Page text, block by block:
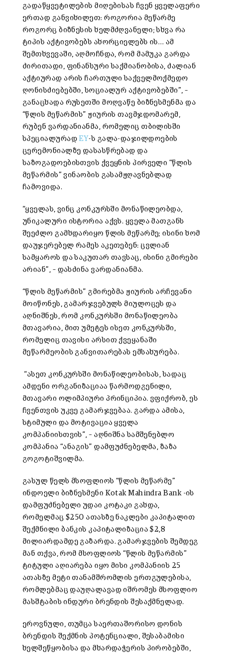
გადაწყვეტილების მიღებისას ჩვენ ყველაფერი
ერთად განვიხილეთ: როგორია მეწარმე
როგორც ბიზნესის ხელმძღვანელი; სხვა რა
ტიპის აქტივობებს ახორციელებს ის… ამ
შემთხვევაში, აღმოჩნდა, რომ მამუკა გარდა
ძირითადი, ფინანსური საქმიანობისა, ძალიან
აქტიურად არის ჩართული საქველმოქმედო
ღონისძიებებში, სოციალურ აქტივობებში”, –
განაცხადა რუსეთში მოღვაწე ბიზნესმენმა და
“წლის მეწარმის” ჟიურის თავმჯდომარემ,
რუბენ ვარდანიანმა, რომელიც თბილისში
სპეციალურადEY-ს გალა-დაჯილდოების
ცერემონიალზე დასასწრებად და
საზოგადოებისთვის ქვეყნის პირველი “წლის
მეწარმის” ვინაობის გასამჟღავნებლად
ჩამოვიდა.
“ყველას, ვინც კონკურსში მონაწილეობდა,
უნიკალური ისტორია აქვს. ყველა მათგანს
შეეძლო გამხდარიყო წლის მეწარმე; ისინი ხომ
დაუჯერებელ რამეს აკეთებენ: ცვლიან
სამყაროს და საკუთარ თავსაც, ისინი გმირები
არიან”, – დასძინა ვარდანიანმა.
“წლის მეწარმის” გმირებმა ჟიურის არჩევანი
მოიწონეს, გამარჯვებულს მიულოცეს და
აღნიშნეს, რომ კონკურსში მონაწილეობა
მთავარია, მით უმეტეს ისეთ კონკურსში,
რომელიც თავისი არსით ქვეყანაში
მეწარმეობის განვითარებას ემსახურება.
“ასეთ კონკურსში მონაწილეობისას, სადაც
ამდენი ორგანიზაციაა წარმოდგენილი,
მთავარი ოლიმპიური პრინციპია. ვფიქრობ, ეს
ჩვენთვის უკვე გამარჯვებაა. გარდა ამისა,
სტიმული და მოტივაცია ყველა
კომპანიისთვის”, – აღნიშნა სამშენებლო
კომპანია “ანაგის” დამფუძნებელმა, ზაზა
გოგოტიშვილმა.
გასულ წელს მსოფლიოს “წლის მეწარმე”
ინდოელი ბიზნესმენი Kotak Mahindra Bank -ის
დამფუძნებელი უდაი კოტაკი გახდა,
რომელმაც $250 ათასზე ნაკლები კაპიტალით
შექმნილი ბანკის კაპიტალიზაცია $2,8
მილიარდამდე გაზარდა. გამარჯვების შემდეგ
მან თქვა, რომ მსოფლიოს “წლის მეწარმის”
ტიტული აღიარება იყო მისი კომპანიის 25
ათასზე მეტი თანამშრომლის ერთგულებისა,
რომლებმაც დაუღალავად იშრომეს მსოფლიო
მასშტაბის ინდური ბრენდის შესაქმნელად.
ეროვნული, თუმცა საერთაშორისო დონის
ბრენდის შექმნის პოტენციალი, შესაბამისი
ხელშეწყობისა და მხარდაჭერის პირობებში,